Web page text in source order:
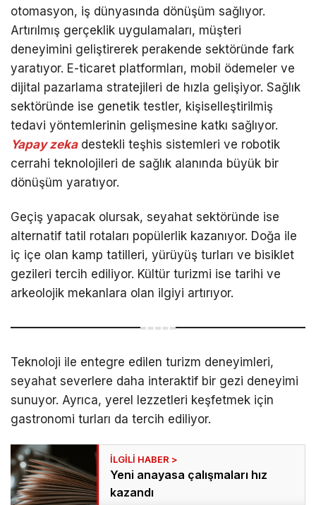
otomasyon, iş dünyasında dönüşüm sağlıyor.
Artırılmış gerçeklik uygulamaları, müşteri
deneyimini geliştirerek perakende sektöründe fark
yaratıyor. E-ticaret platformları, mobil ödemeler ve
dijital pazarlama stratejileri de hızla gelişiyor. Sağlık
sektöründe ise genetik testler, kişiselleştirilmiş
tedavi yöntemlerinin gelişmesine katkı sağlıyor.
Yapay zekadestekli teşhis sistemleri ve robotik
cerrahi teknolojileri de sağlık alanında büyük bir
dönüşüm yaratıyor.
Geçiş yapacak olursak, seyahat sektöründe ise
alternatif tatil rotaları popülerlik kazanıyor. Doğa ile
iç içe olan kamp tatilleri, yürüyüş turları ve bisiklet
gezileri tercih ediliyor. Kültür turizmi ise tarihi ve
arkeolojik mekanlara olan ilgiyi artırıyor.
Teknoloji ile entegre edilen turizm deneyimleri,
seyahat severlere daha interaktif bir gezi deneyimi
sunuyor. Ayrıca, yerel lezzetleri keşfetmek için
gastronomi turları da tercih ediliyor.
Yeni anayasa çalışmaları hız
kazandı